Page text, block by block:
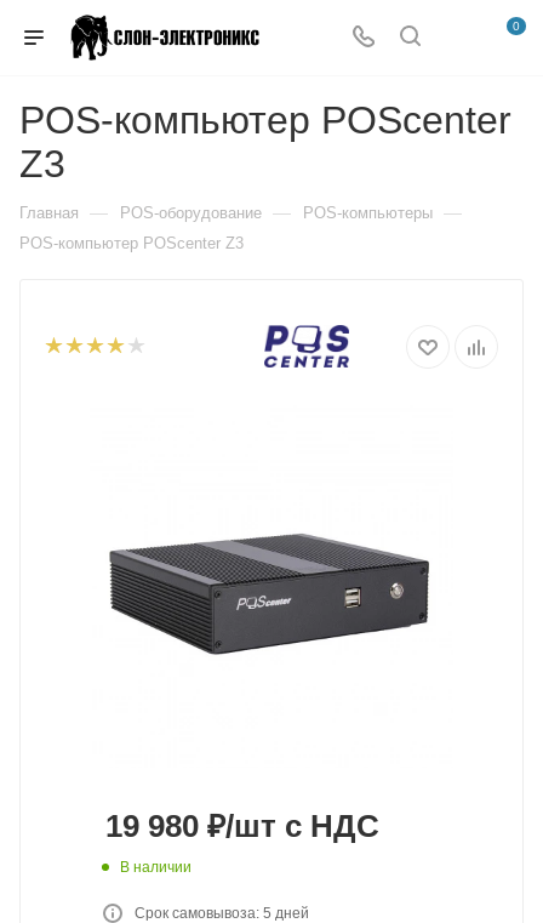
0
POS-компьютер POScenter
Z3
Главная — POS-оборудование — POS-компьютеры —
POS-компьютер POScenter Z3
19 980 ₽/шт с НДС
В наличии
Срок самовывоза: 5 дней